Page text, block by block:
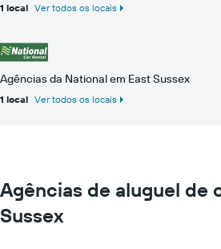
1 local Ver todos os locais
Agências da National em East Sussex
1 local Ver todos os locais
Agências de aluguel de
Sussex